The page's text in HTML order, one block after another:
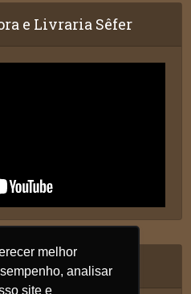
melhor
analisar
site e
e Livraria Sêfer
nos